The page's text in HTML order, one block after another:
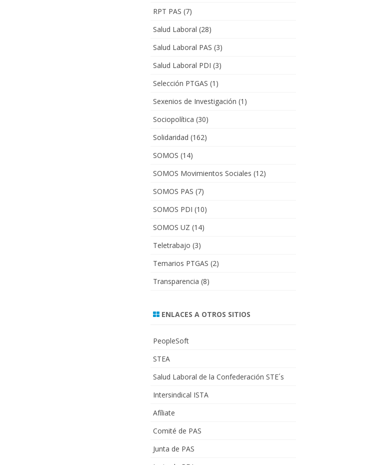
RPT PAS (7)
Salud Laboral (28)
Salud Laboral PAS (3)
Salud Laboral PDI (3)
Selección PTGAS (1)
Sexenios de Investigación (1)
Sociopolítica (30)
Solidaridad (162)
SOMOS (14)
SOMOS Movimientos Sociales (12)
SOMOS PAS (7)
SOMOS PDI (10)
SOMOS UZ (14)
Teletrabajo (3)
Temarios PTGAS (2)
Transparencia (8)
ENLACES A OTROS SITIOS
PeopleSoft
STEA
Salud Laboral de la Confederación STE´s
Intersindical ISTA
Afíliate
Comité de PAS
Junta de PAS